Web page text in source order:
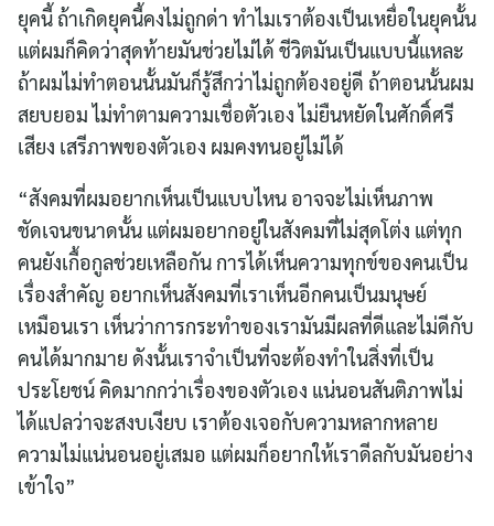
ยุคนี้ ถ้าเกิดยุคนี้คงไม่ถูกด่า ทำไมเราต้องเป็นเหยื่อในยุคนั้น
แต่ผมก็คิดว่าสุดท้ายมันช่วยไม่ได้ ชีวิตมันเป็นแบบนี้แหละ
ถ้าผมไม่ทำตอนนั้นมันก็รู้สึกว่าไม่ถูกต้องอยู่ดี ถ้าตอนนั้นผม
สยบยอม ไม่ทำตามความเชื่อตัวเอง ไม่ยืนหยัดในศักดิ์ศรี
เสียง เสรีภาพของตัวเอง ผมคงทนอยู่ไม่ได้
“สังคมที่ผมอยากเห็นเป็นแบบไหน อาจจะไม่เห็นภาพ
ชัดเจนขนาดนั้น แต่ผมอยากอยู่ในสังคมที่ไม่สุดโต่ง แต่ทุก
คนยังเกื้อกูลช่วยเหลือกัน การได้เห็นความทุกข์ของคนเป็น
เรื่องสำคัญ อยากเห็นสังคมที่เราเห็นอีกคนเป็นมนุษย์
เหมือนเรา เห็นว่าการกระทำของเรามันมีผลที่ดีและไม่ดีกับ
คนได้มากมาย ดังนั้นเราจำเป็นที่จะต้องทำในสิ่งที่เป็น
ประโยชน์ คิดมากกว่าเรื่องของตัวเอง แน่นอนสันติภาพไม่
ได้แปลว่าจะสงบเงียบ เราต้องเจอกับความหลากหลาย
ความไม่แน่นอนอยู่เสมอ แต่ผมก็อยากให้เราดีลกับมันอย่าง
เข้าใจ”